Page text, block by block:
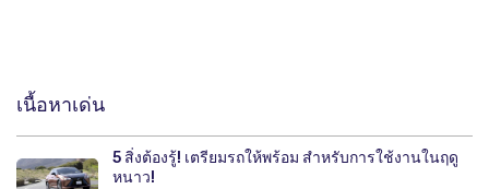
เนื้อหาเด่น
5 สิ่งต้องรู้! เตรียมรถให้พร้อม สำหรับการใช้งานในฤดู
หนาว!